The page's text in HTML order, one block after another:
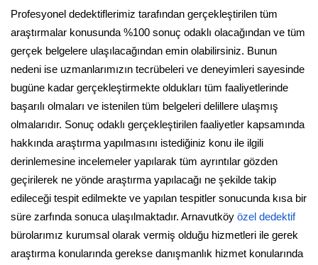
Profesyonel dedektiflerimiz tarafından gerçekleştirilen tüm
araştırmalar konusunda %100 sonuç odaklı olacağından ve tüm
gerçek belgelere ulaşılacağından emin olabilirsiniz. Bunun
nedeni ise uzmanlarımızın tecrübeleri ve deneyimleri sayesinde
bugüne kadar gerçekleştirmekte oldukları tüm faaliyetlerinde
başarılı olmaları ve istenilen tüm belgeleri delillere ulaşmış
olmalarıdır. Sonuç odaklı gerçekleştirilen faaliyetler kapsamında
hakkında araştırma yapılmasını istediğiniz konu ile ilgili
derinlemesine incelemeler yapılarak tüm ayrıntılar gözden
geçirilerek ne yönde araştırma yapılacağı ne şekilde takip
edileceği tespit edilmekte ve yapılan tespitler sonucunda kısa bir
süre zarfında sonuca ulaşılmaktadır. Arnavutköy özel dedektif
bürolarımız kurumsal olarak vermiş olduğu hizmetleri ile gerek
araştırma konularında gerekse danışmanlık hizmet konularında